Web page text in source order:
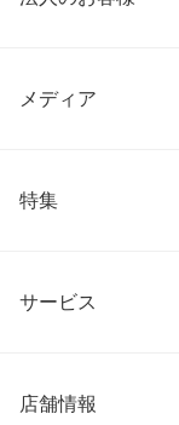
メディア
特集
サービス
店舗情報